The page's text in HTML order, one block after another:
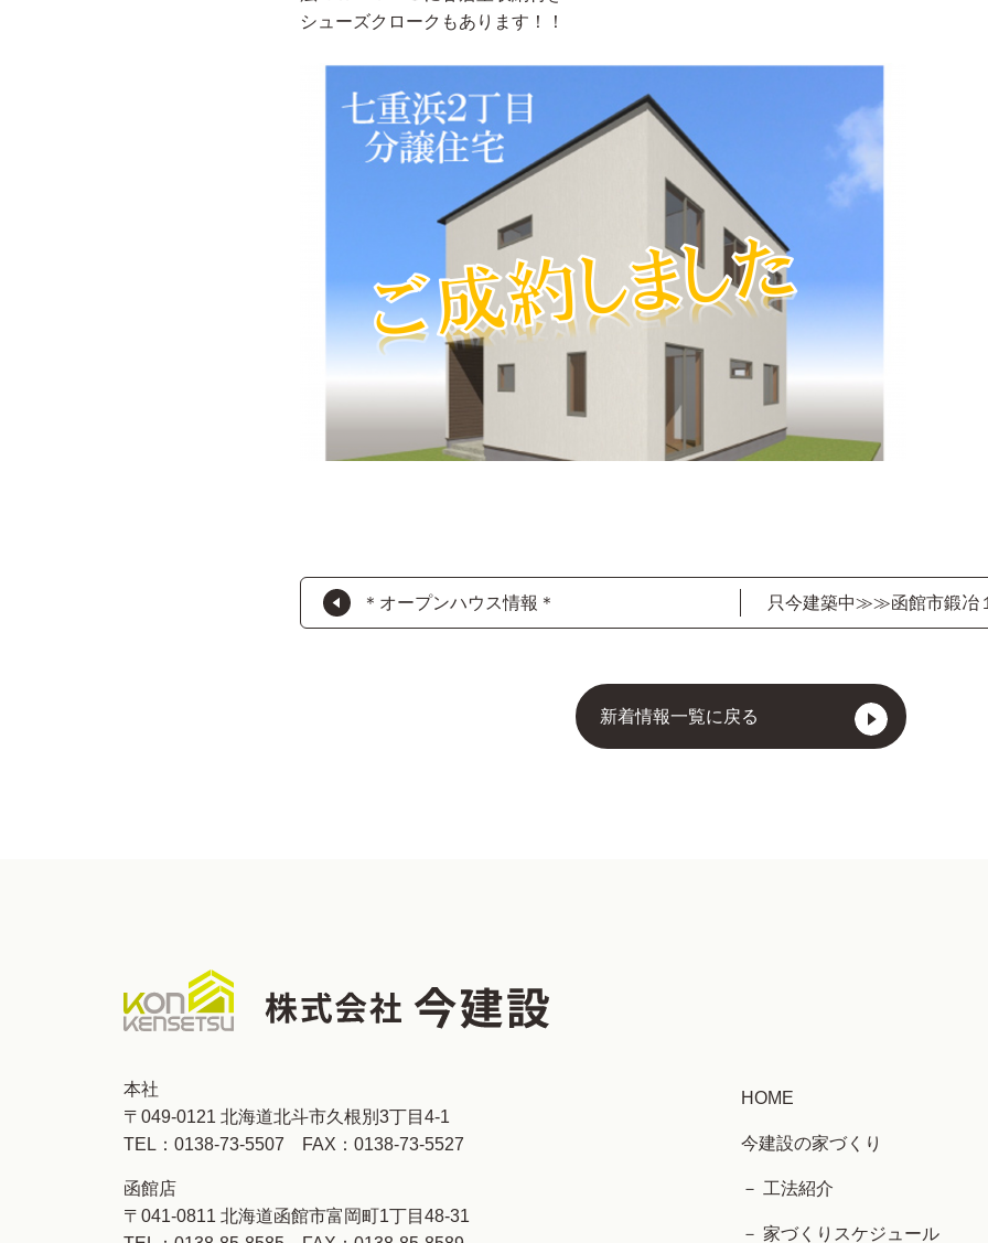
シューズクロークもあります！！
＊オープンハウス情報＊ 只今建築中≫≫函館市鍛冶
新着情報一覧に戻る
本社
〒049-0121 北海道北斗市久根別3丁目4-1
TEL： 0138-73-5507 FAX：0138-73-5527
函館店
〒041-0811 北海道函館市富岡町1丁目48-31
HOME
今建設の家づくり
－ 工法紹介
－ 家づくりスケジュール